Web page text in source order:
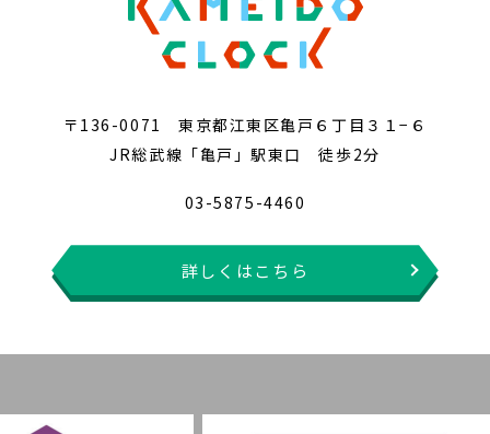
〒136-0071 東京都江東区亀戸６丁目３１−６
JR総武線「亀戸」駅東口 徒歩2分
03-5875-4460
詳しくはこちら